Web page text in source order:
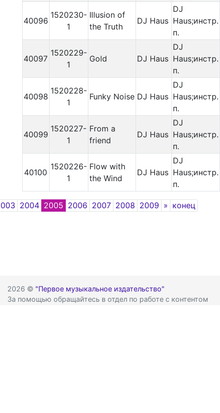
40096
1520230-
1
Illusion of
the Truth
DJ Haus
DJ
Haus;инстр.
п.
40097
1520229-
1
Gold DJ Haus
DJ
Haus;инстр.
п.
40098
1520228-
1
Funky Noise DJ Haus
DJ
Haus;инстр.
п.
40099
1520227-
1
From a
friend
DJ Haus
DJ
Haus;инстр.
п.
40100
1520226-
1
Flow with
the Wind
DJ Haus
DJ
Haus;инстр.
п.
2004 2005 2006 2007 2008 2009 » Next
конец
2026 © "Первое музыкальное издательство"
За помощью обращайтесь в отдел по работе с контентом